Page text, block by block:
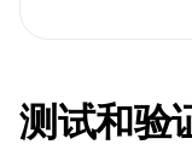
测试和验